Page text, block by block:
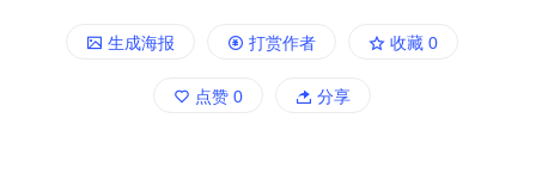
生成海报 打赏作者 收藏 0
点赞 0 分享